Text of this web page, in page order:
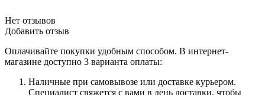
Нет отзывов
Добавить отзыв
Оплачивайте покупки удобным способом. В интернет-
магазине доступно 3 варианта оплаты:
Наличные при самовывозе или доставке курьером.
Специалист свяжется с вами в день доставки, чтобы